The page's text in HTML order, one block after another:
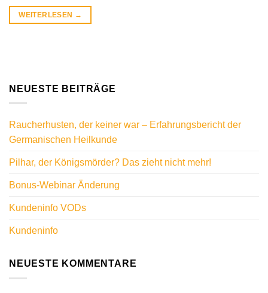
WEITERLESEN →
NEUESTE BEITRÄGE
Raucherhusten, der keiner war – Erfahrungsbericht der
Germanischen Heilkunde
Pilhar, der Königsmörder? Das zieht nicht mehr!
Bonus-Webinar Änderung
Kundeninfo VODs
Kundeninfo
NEUESTE KOMMENTARE